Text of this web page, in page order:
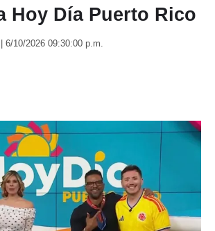
Hoy Día Puerto Rico
6/10/2026 09:30:00 p.m.